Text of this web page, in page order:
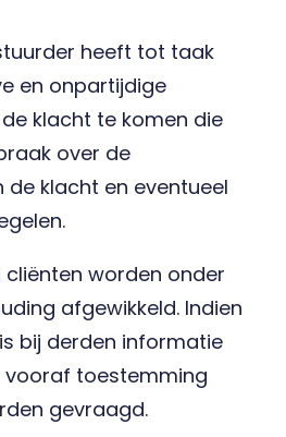
heeft tot taak
en onpartijdige
klacht te komen die
over de
klacht en eventueel
cliënten worden onder
afgewikkeld. Indien
bij derden informatie
vooraf toestemming
gevraagd.